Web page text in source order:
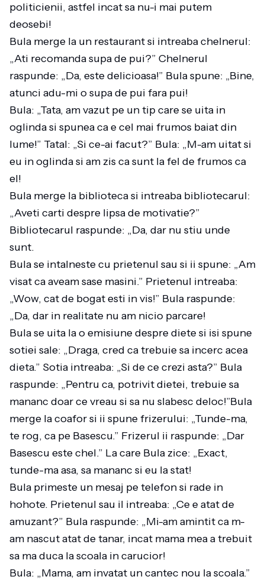
politicienii, astfel incat sa nu-i mai putem
deosebi!
Bula merge la un restaurant si intreaba chelnerul:
„Ati recomanda supa de pui?” Chelnerul
raspunde: „Da, este delicioasa!” Bula spune: „Bine,
atunci adu-mi o supa de pui fara pui!
Bula: „Tata, am vazut pe un tip care se uita in
oglinda si spunea ca e cel mai frumos baiat din
lume!” Tatal: „Si ce-ai facut?” Bula: „M-am uitat si
eu in oglinda si am zis ca sunt la fel de frumos ca
el!
Bula merge la biblioteca si intreaba bibliotecarul:
„Aveti carti despre lipsa de motivatie?”
Bibliotecarul raspunde: „Da, dar nu stiu unde
sunt.
Bula se intalneste cu prietenul sau si ii spune: „Am
visat ca aveam sase masini.” Prietenul intreaba:
„Wow, cat de bogat esti in vis!” Bula raspunde:
„Da, dar in realitate nu am nicio parcare!
Bula se uita la o emisiune despre diete si isi spune
sotiei sale: „Draga, cred ca trebuie sa incerc acea
dieta.” Sotia intreaba: „Si de ce crezi asta?” Bula
raspunde: „Pentru ca, potrivit dietei, trebuie sa
mananc doar ce vreau si sa nu slabesc deloc!”Bula
merge la coafor si ii spune frizerului: „Tunde-ma,
te rog, ca pe Basescu.” Frizerul ii raspunde: „Dar
Basescu este chel.” La care Bula zice: „Exact,
tunde-ma asa, sa mananc si eu la stat!
Bula primeste un mesaj pe telefon si rade in
hohote. Prietenul sau il intreaba: „Ce e atat de
amuzant?” Bula raspunde: „Mi-am amintit ca m-
am nascut atat de tanar, incat mama mea a trebuit
sa ma duca la scoala in carucior!
Bula: „Mama, am invatat un cantec nou la scoala.”